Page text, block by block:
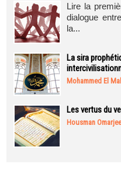
Lire la
dialogue
la...
La sira
Mohammed El
Les vertus du
Housman Omarjee